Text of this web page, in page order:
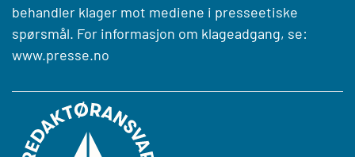
behandler klager mot mediene i presseetiske
spørsmål. For informasjon om klageadgang, se:
www.presse.no